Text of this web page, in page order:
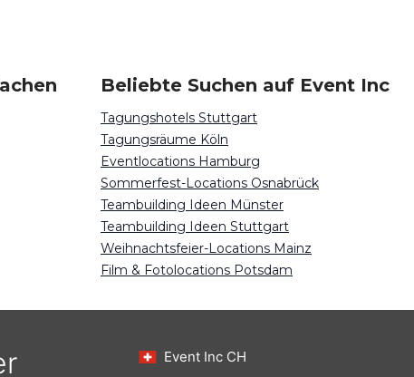
Beliebte Suchen auf Event Inc
Tagungshotels Stuttgart
Tagungsräume Köln
Eventlocations Hamburg
Sommerfest-Locations Osnabrück
Teambuilding Ideen Münster
Teambuilding Ideen Stuttgart
Weihnachtsfeier-Locations Mainz
Film & Fotolocations Potsdam
Event Inc CH